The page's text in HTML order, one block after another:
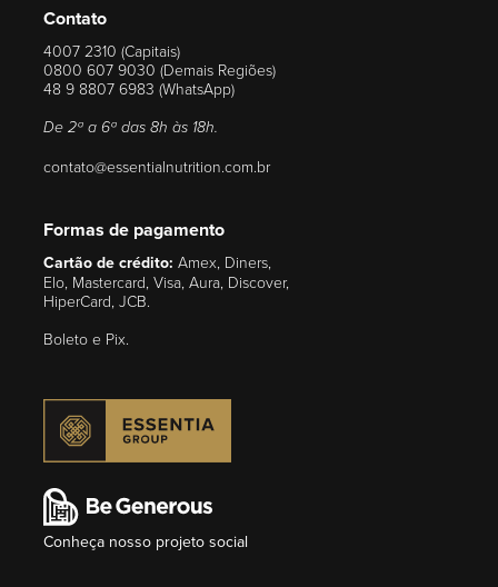
Contato
4007 2310 (Capitais)
0800 607 9030 (Demais Regiões)
48 9 8807 6983 (WhatsApp)
De 2ª a 6ª das 8h às 18h.
contato@essentialnutrition.com.br
Formas de pagamento
Cartão de crédito: Amex, Diners,
Elo, Mastercard, Visa, Aura, Discover,
HiperCard, JCB.
Boleto e Pix.
Conheça nosso projeto social